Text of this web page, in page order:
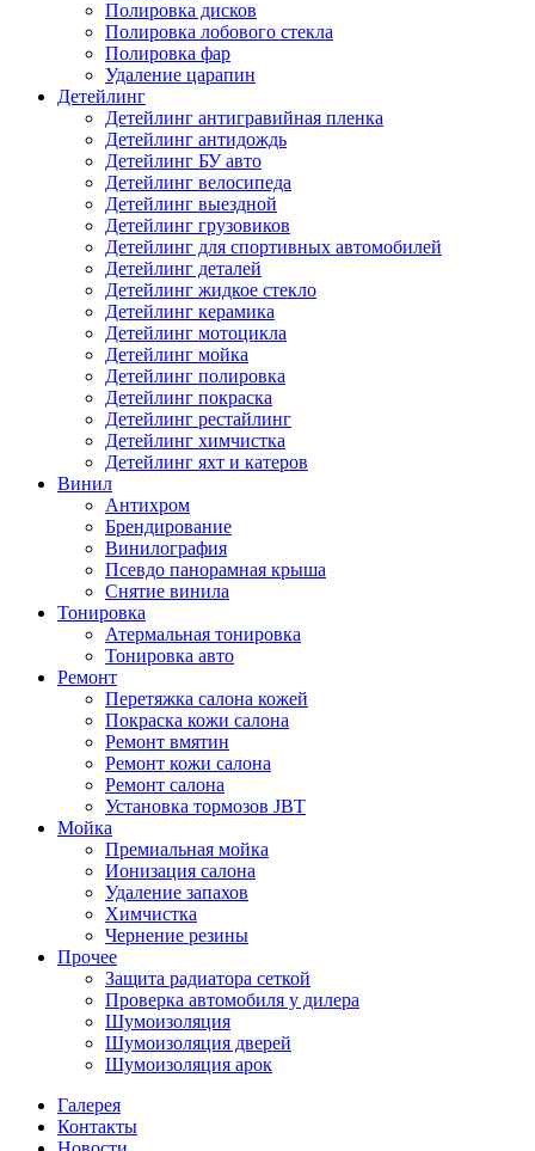
Полировка дисков
Полировка лобового стекла
Полировка фар
Удаление царапин
Детейлинг
Детейлинг антигравийная пленка
Детейлинг антидождь
Детейлинг БУ авто
Детейлинг велосипеда
Детейлинг выездной
Детейлинг грузовиков
Детейлинг для спортивных автомобилей
Детейлинг деталей
Детейлинг жидкое стекло
Детейлинг керамика
Детейлинг мотоцикла
Детейлинг мойка
Детейлинг полировка
Детейлинг покраска
Детейлинг рестайлинг
Детейлинг химчистка
Детейлинг яхт и катеров
Винил
Антихром
Брендирование
Винилография
Псевдо панорамная крыша
Снятие винила
Тонировка
Атермальная тонировка
Тонировка авто
Ремонт
Перетяжка салона кожей
Покраска кожи салона
Ремонт вмятин
Ремонт кожи салона
Ремонт салона
Установка тормозов JBT
Мойка
Премиальная мойка
Ионизация салона
Удаление запахов
Химчистка
Чернение резины
Прочее
Защита радиатора сеткой
Проверка автомобиля у дилера
Шумоизоляция
Шумоизоляция дверей
Шумоизоляция арок
Галерея
Контакты